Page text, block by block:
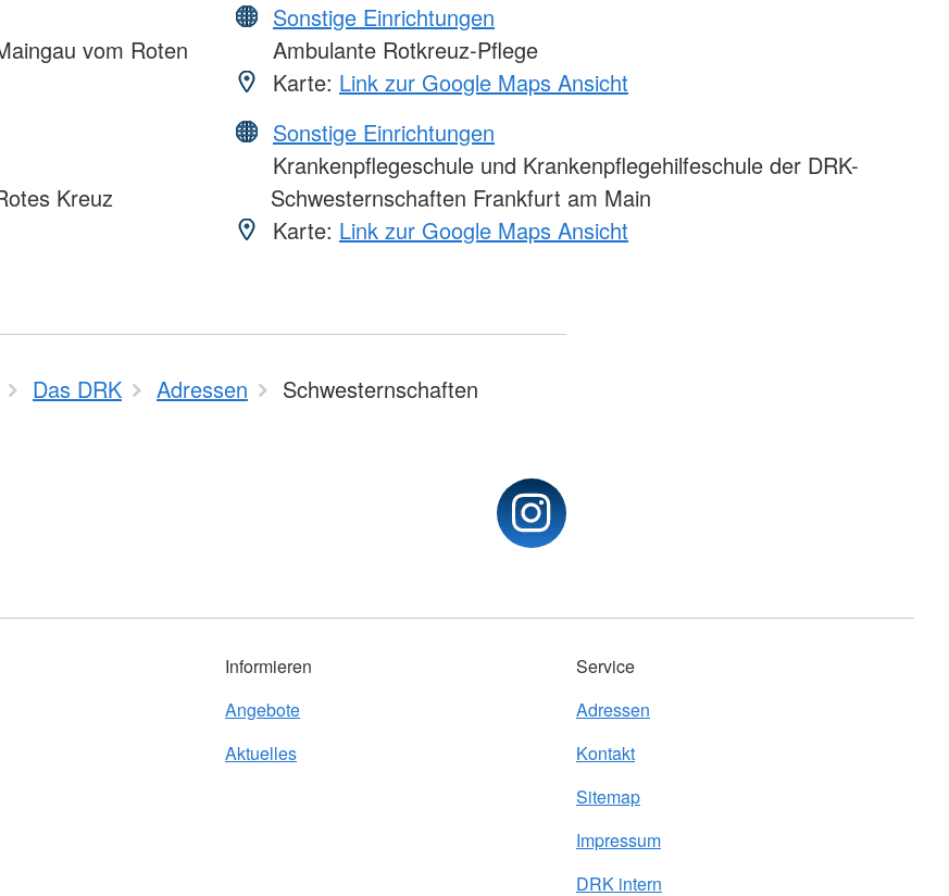
vom Roten
Kreuz
Sonstige Einrichtungen
Ambulante Rotkreuz-Pflege
Karte: Link zur Google Maps Ansicht
Sonstige Einrichtungen
Krankenpflegeschule und Krankenpflegehilfeschule der DRK-
Schwesternschaften Frankfurt am Main
Karte: Link zur Google Maps Ansicht
Das DRK Adressen Schwesternschaften
Informieren
Angebote
Aktuelles
Service
Adressen
Kontakt
Sitemap
Impressum
DRK intern